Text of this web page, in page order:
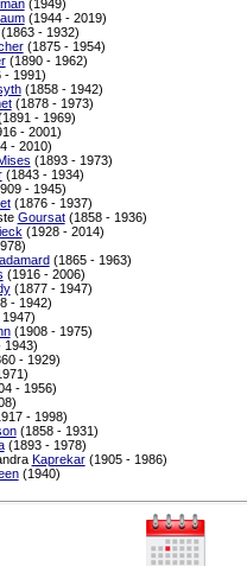
(1949)
(1944 - 2019)
(1863 - 1932)
(1875 - 1954)
(1890 - 1962)
1991)
(1858 - 1942)
(1878 - 1973)
- 1969)
- 2001)
- 2010)
(1893 - 1973)
(1843 - 1934)
- 1945)
(1876 - 1937)
Goursat(1858 - 1936)
(1928 - 2014)
(1865 - 1963)
(1916 - 2006)
(1877 - 1947)
- 1942)
(1908 - 1975)
- 1929)
- 1956)
- 1998)
(1858 - 1931)
(1893 - 1978)
Kaprekar(1905 - 1986)
(1940)